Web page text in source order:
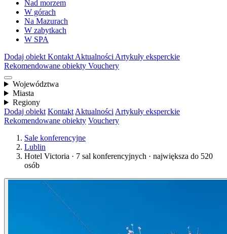
Nad morzem
W górach
Na Mazurach
W zabytkach
W SPA
Dodaj obiekt Kontakt Aktualności Artykuły eksperckie
Rekomendowane obiekty Vouchery
Województwa
Miasta
Regiony
Dodaj obiekt Kontakt Aktualności Artykuły eksperckie
Rekomendowane obiekty Vouchery
Sale konferencyjne
Lublin
Hotel Victoria · 7 sal konferencyjnych · największa do 520
osób